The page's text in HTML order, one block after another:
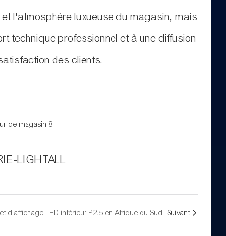
l'atmosphère luxueuse du magasin, mais
technique professionnel et à une diffusion
des clients.
LIGHTALL
d'affichage LED intérieur P2.5 en Afrique du Sud Suivant